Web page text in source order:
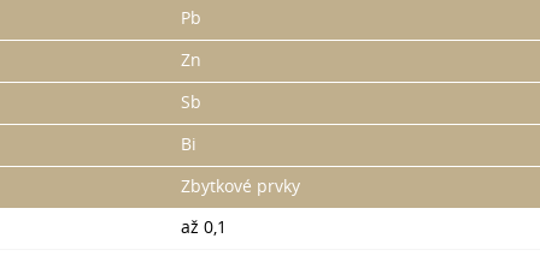
Pb
Zn
Sb
Bi
Zbytkové prvky
až 0,1